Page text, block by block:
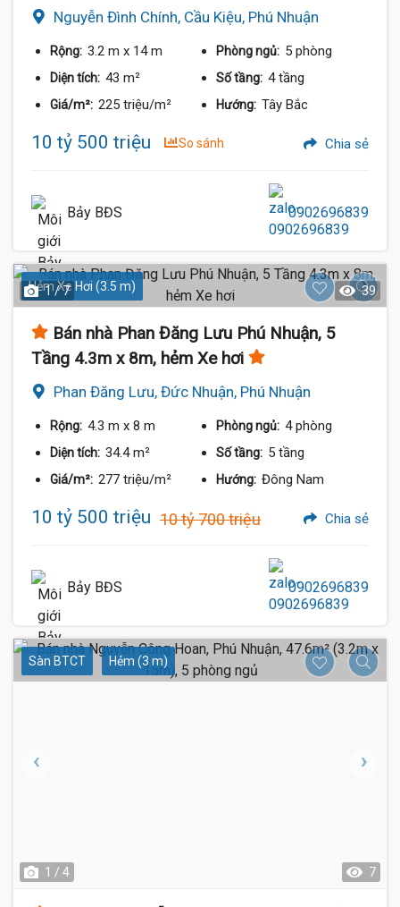
Nguyễn Đình Chính, Cầu Kiệu, Phú Nhuận
Rộng: 3.2 m x 14 m Phòng ngủ: 5 phòng
Diện tích: 43 m² Số tầng: 4 tầng
Giá/m²: 225 triệu/m² Hướng: Tây Bắc
10 tỷ 500 triệu So sánh Chia sẻ
Bảy BĐS 0902696839
Hẻm Xe Hơi (3.5 m)
1 / 7 39
Bán nhà Phan Đăng Lưu Phú Nhuận, 5
Tầng 4.3m x 8m, hẻm Xe hơi
Phan Đăng Lưu, Đức Nhuận, Phú Nhuận
Rộng: 4.3 m x 8 m Phòng ngủ: 4 phòng
Diện tích: 34.4 m² Số tầng: 5 tầng
Giá/m²: 277 triệu/m² Hướng: Đông Nam
10 tỷ 500 triệu 10 tỷ 700 triệu Chia sẻ
Bảy BĐS 0902696839
Sàn BTCT Hẻm (3 m)
1 / 4 7